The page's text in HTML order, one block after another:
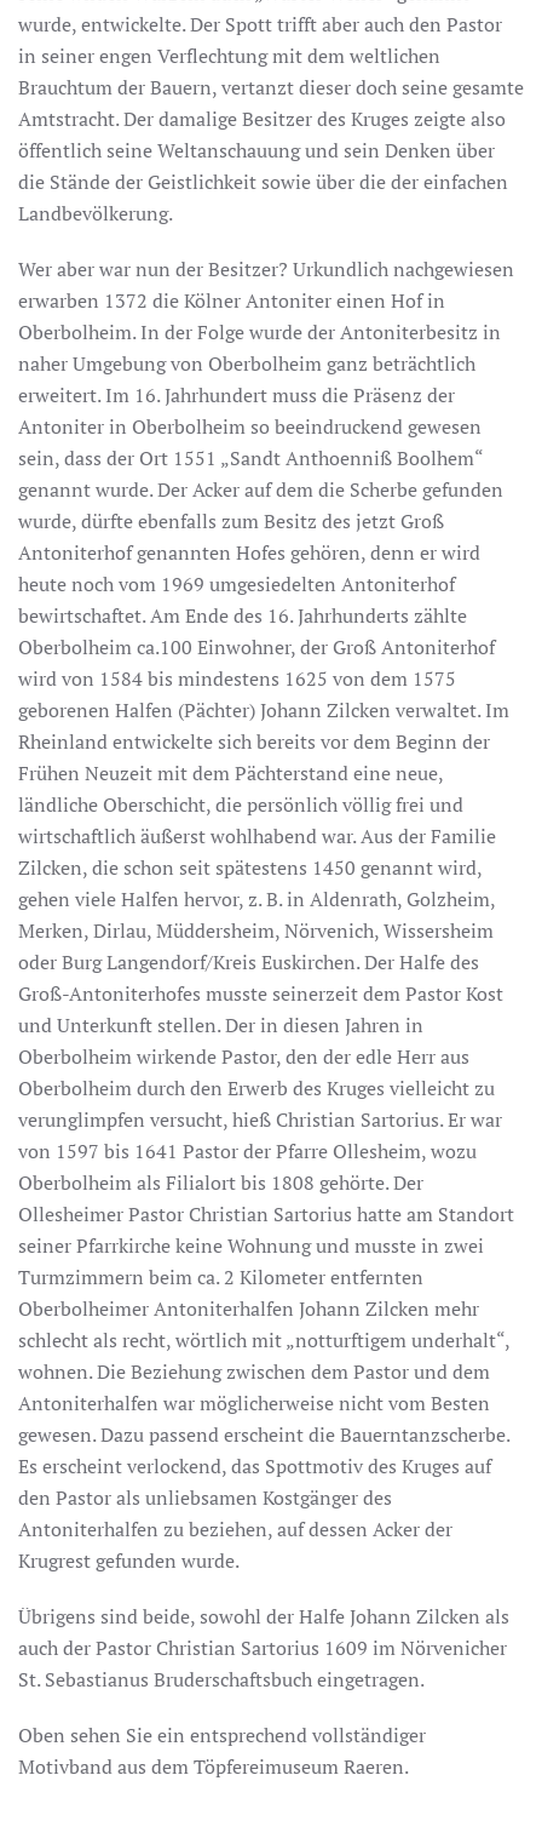
wurde, entwickelte. Der Spott trifft aber auch den Pastor
in seiner engen Verflechtung mit dem weltlichen
Brauchtum der Bauern, vertanzt dieser doch seine gesamte
Amtstracht. Der damalige Besitzer des Kruges zeigte also
öffentlich seine Weltanschauung und sein Denken über
die Stände der Geistlichkeit sowie über die der einfachen
Landbevölkerung.
Wer aber war nun der Besitzer? Urkundlich nachgewiesen
erwarben 1372 die Kölner Antoniter einen Hof in
Oberbolheim. In der Folge wurde der Antoniterbesitz in
naher Umgebung von Oberbolheim ganz beträchtlich
erweitert. Im 16. Jahrhundert muss die Präsenz der
Antoniter in Oberbolheim so beeindruckend gewesen
sein, dass der Ort 1551 „Sandt Anthoenniß Boolhem“
genannt wurde. Der Acker auf dem die Scherbe gefunden
wurde, dürfte ebenfalls zum Besitz des jetzt Groß
Antoniterhof genannten Hofes gehören, denn er wird
heute noch vom 1969 umgesiedelten Antoniterhof
bewirtschaftet. Am Ende des 16. Jahrhunderts zählte
Oberbolheim ca.100 Einwohner, der Groß Antoniterhof
wird von 1584 bis mindestens 1625 von dem 1575
geborenen Halfen (Pächter) Johann Zilcken verwaltet. Im
Rheinland entwickelte sich bereits vor dem Beginn der
Frühen Neuzeit mit dem Pächterstand eine neue,
ländliche Oberschicht, die persönlich völlig frei und
wirtschaftlich äußerst wohlhabend war. Aus der Familie
Zilcken, die schon seit spätestens 1450 genannt wird,
gehen viele Halfen hervor, z. B. in Aldenrath, Golzheim,
Merken, Dirlau, Müddersheim, Nörvenich, Wissersheim
oder Burg Langendorf/Kreis Euskirchen. Der Halfe des
Groß-Antoniterhofes musste seinerzeit dem Pastor Kost
und Unterkunft stellen. Der in diesen Jahren in
Oberbolheim wirkende Pastor, den der edle Herr aus
Oberbolheim durch den Erwerb des Kruges vielleicht zu
verunglimpfen versucht, hieß Christian Sartorius. Er war
von 1597 bis 1641 Pastor der Pfarre Ollesheim, wozu
Oberbolheim als Filialort bis 1808 gehörte. Der
Ollesheimer Pastor Christian Sartorius hatte am Standort
seiner Pfarrkirche keine Wohnung und musste in zwei
Turmzimmern beim ca. 2 Kilometer entfernten
Oberbolheimer Antoniterhalfen Johann Zilcken mehr
schlecht als recht, wörtlich mit „notturftigem underhalt“,
wohnen. Die Beziehung zwischen dem Pastor und dem
Antoniterhalfen war möglicherweise nicht vom Besten
gewesen. Dazu passend erscheint die Bauerntanzscherbe.
Es erscheint verlockend, das Spottmotiv des Kruges auf
den Pastor als unliebsamen Kostgänger des
Antoniterhalfen zu beziehen, auf dessen Acker der
Krugrest gefunden wurde.
Übrigens sind beide, sowohl der Halfe Johann Zilcken als
auch der Pastor Christian Sartorius 1609 im Nörvenicher
St. Sebastianus Bruderschaftsbuch eingetragen.
Oben sehen Sie ein entsprechend vollständiger
Motivband aus dem Töpfereimuseum Raeren.